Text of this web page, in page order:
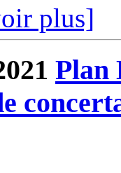
plus]
Plan